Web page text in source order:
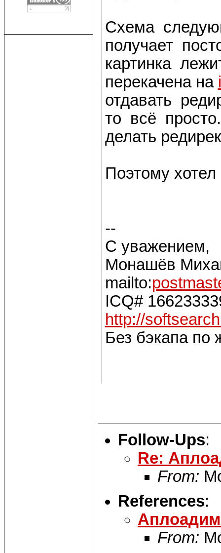
Схема
получает
картинка
перекачена на
отдавать
то всё
делать
Поэтому
--
С уважением,
Монашёв
mailto:
ICQ#
http://
Без бэкапа по
Follow-Ups:
Re:
From:
References:
From: